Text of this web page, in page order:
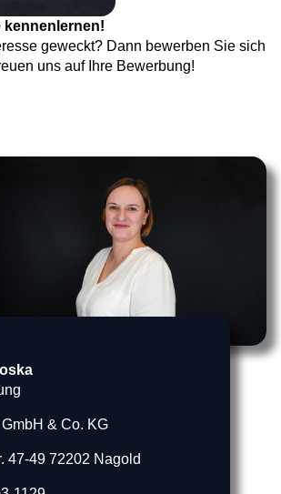
kennenlernen!
geweckt? Dann bewerben Sie sich
uns auf Ihre Bewerbung!
& Co. KG
47-49 72202 Nagold